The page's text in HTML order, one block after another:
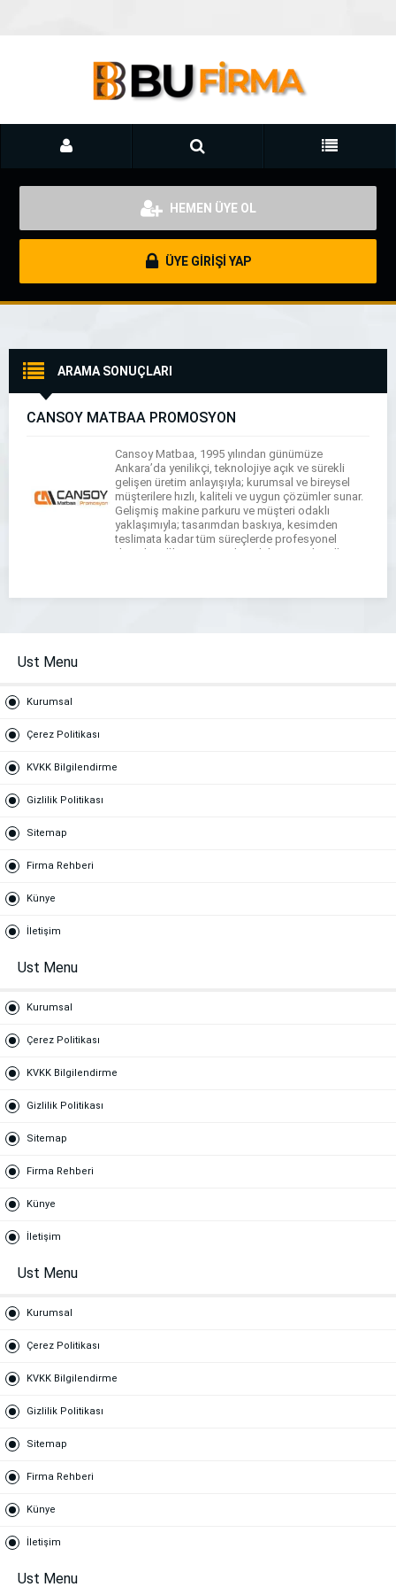
HEMEN ÜYE OL
ÜYE GİRİŞİ YAP
ARAMA SONUÇLARI
CANSOY MATBAA PROMOSYON
Cansoy Matbaa, 1995 yılından günümüze
Ankara’da yenilikçi, teknolojiye açık ve sürekli
gelişen üretim anlayışıyla; kurumsal ve bireysel
müşterilere hızlı, kaliteli ve uygun çözümler sunar.
Gelişmiş makine parkuru ve müşteri odaklı
yaklaşımıyla; tasarımdan baskıya, kesimden
teslimata kadar tüm süreçlerde profesyonel
destek sağlar. Kurumsal Baskılar: Antetli Kağıt,
Ust Menu
Kurumsal
Çerez Politikası
KVKK Bilgilendirme
Gizlilik Politikası
Sitemap
Firma Rehberi
Künye
İletişim
Ust Menu
Kurumsal
Çerez Politikası
KVKK Bilgilendirme
Gizlilik Politikası
Sitemap
Firma Rehberi
Künye
İletişim
Ust Menu
Kurumsal
Çerez Politikası
KVKK Bilgilendirme
Gizlilik Politikası
Sitemap
Firma Rehberi
Künye
İletişim
Ust Menu